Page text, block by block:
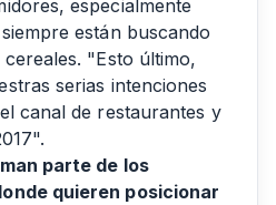
especialmente
están buscando
"Esto último,
serias intenciones
canal de restaurantes y
parte de los
quieren posicionar